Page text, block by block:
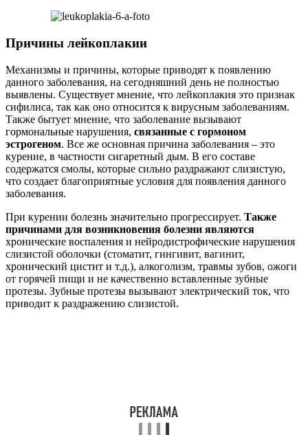
Причины лейкоплакии
Механизмы и причины, которые приводят к появлению
данного заболевания, на сегодняшний день не полностью
выявлены. Существует мнение, что лейкоплакия это признак
сифилиса, так как оно относится к вирусным заболеваниям.
Также бытует мнение, что заболевание вызывают
гормональные нарушения, связанные с гормоном
эстрогеном. Все же основная причина заболевания – это
курение, в частности сигаретный дым. В его составе
содержатся смолы, которые сильно раздражают слизистую,
что создает благоприятные условия для появления данного
заболевания.
При курении болезнь значительно прогрессирует. Также
причинами для возникновения болезни являются
хронические воспаления и нейродистрофические нарушения
слизистой оболочки (стоматит, гингивит, вагинит,
хронический цистит и т.д.), алкоголизм, травмы зубов, ожоги
от горячей пищи и не качественно вставленные зубные
протезы. Зубные протезы вызывают электрический ток, что
приводит к раздражению слизистой.